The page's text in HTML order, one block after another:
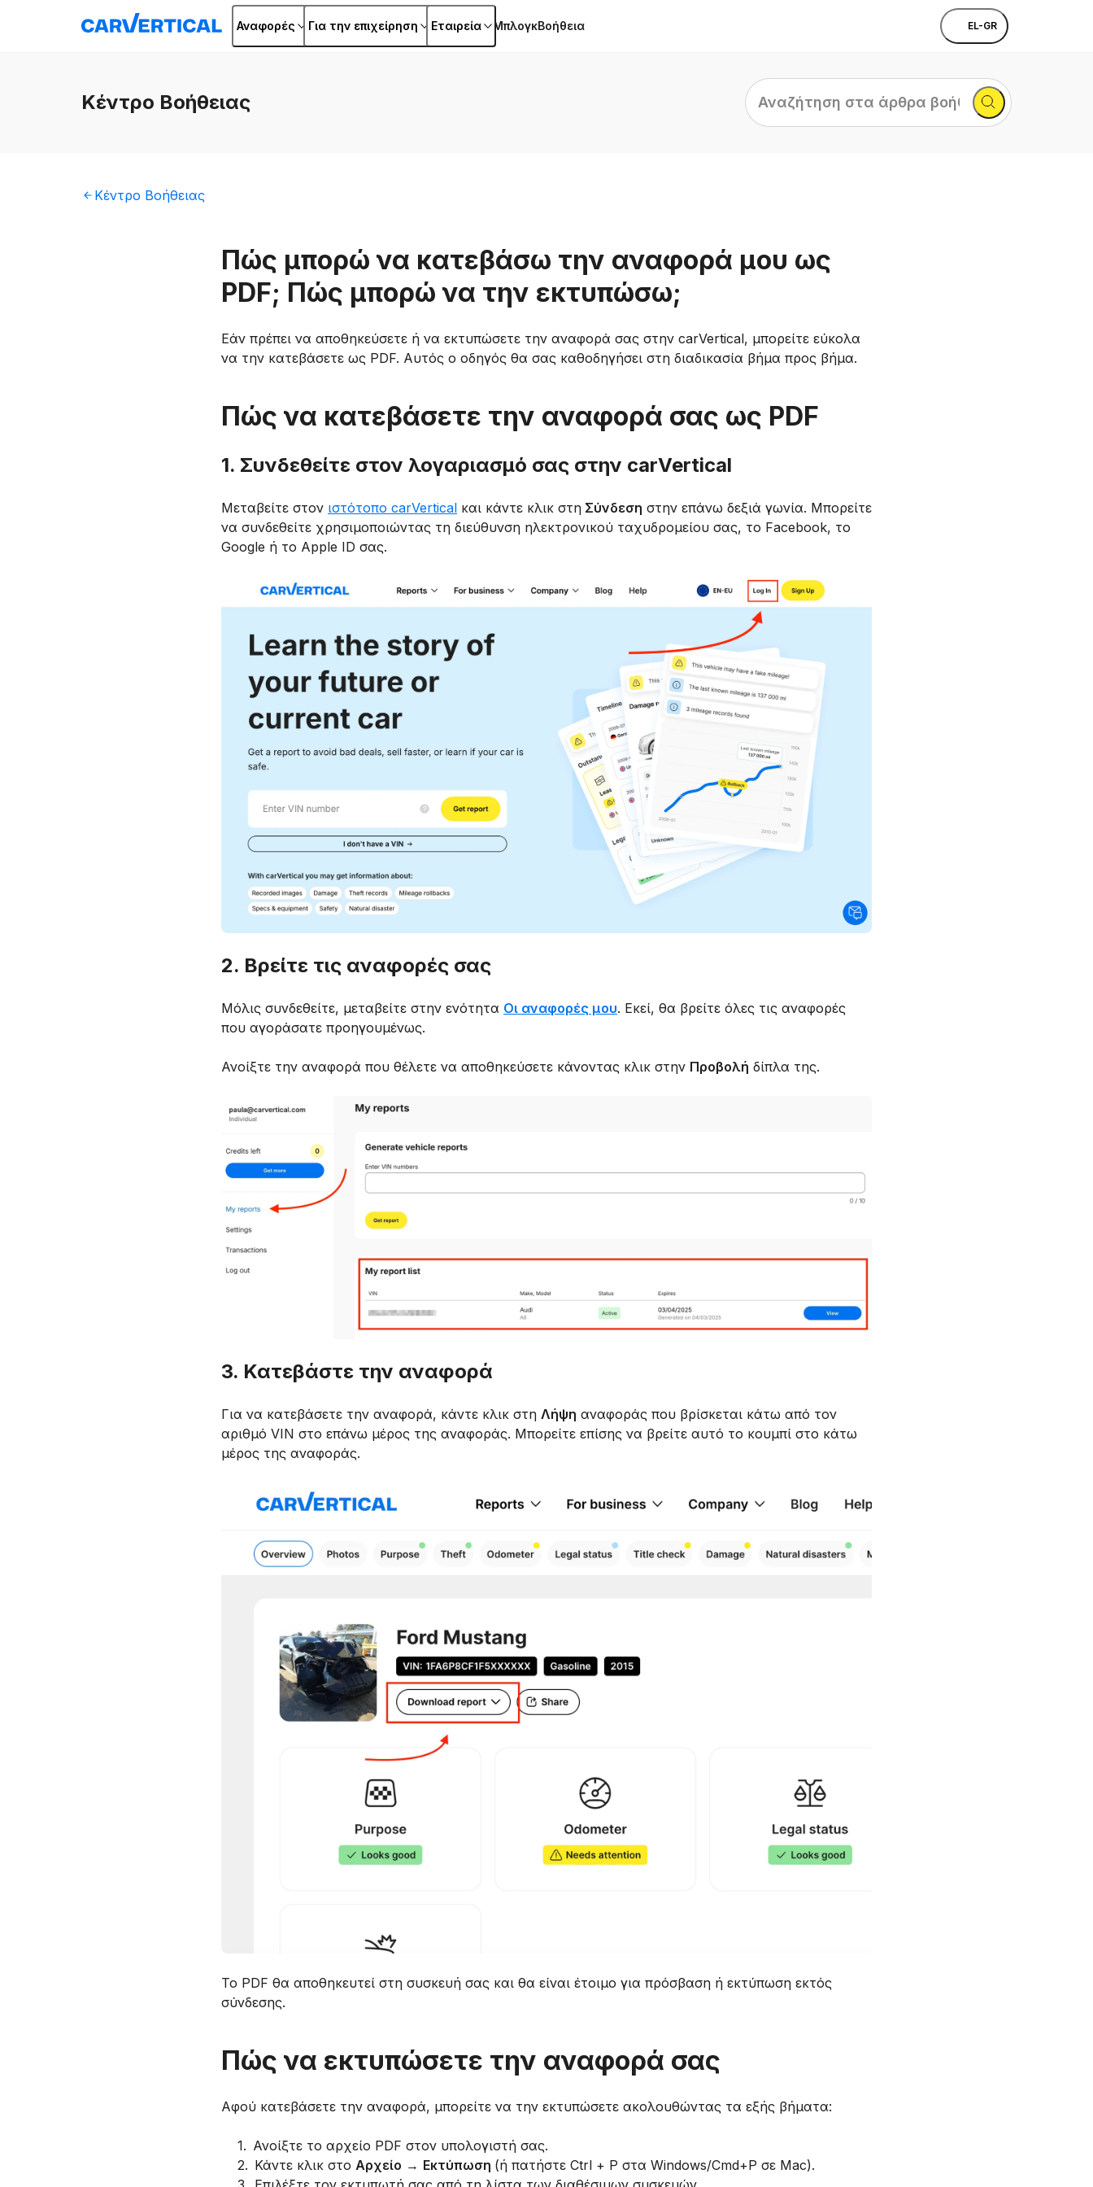
Αναφορές Για την επιχείρηση Εταιρεία ΜπλογκΒοήθεια EL-GR
Κέντρο Βοήθειας
Αναζήτηση
στα
άρθρα
Κέντρο Βοήθειας
Πώς μπορώ να κατεβάσω την αναφορά μου ως
PDF; Πώς μπορώ να την εκτυπώσω;
Εάν πρέπει να αποθηκεύσετε ή να εκτυπώσετε την αναφορά σας στην carVertical, μπορείτε εύκολα
να την κατεβάσετε ως PDF. Αυτός ο οδηγός θα σας καθοδηγήσει στη διαδικασία βήμα προς βήμα.
Πώς να κατεβάσετε την αναφορά σας ως PDF
1. Συνδεθείτε στον λογαριασμό σας στην carVertical
Μεταβείτε στον ιστότοπο carVertical και κάντε κλικ στη Σύνδεση στην επάνω δεξιά γωνία. Μπορείτε
να συνδεθείτε χρησιμοποιώντας τη διεύθυνση ηλεκτρονικού ταχυδρομείου σας, το Facebook, το
Google ή το Apple ID σας.
2. Βρείτε τις αναφορές σας
Μόλις συνδεθείτε, μεταβείτε στην ενότητα Οι αναφορές μου. Εκεί, θα βρείτε όλες τις αναφορές
που αγοράσατε προηγουμένως.
Ανοίξτε την αναφορά που θέλετε να αποθηκεύσετε κάνοντας κλικ στην Προβολή δίπλα της.
3. Κατεβάστε την αναφορά
Για να κατεβάσετε την αναφορά, κάντε κλικ στη Λήψη αναφοράς που βρίσκεται κάτω από τον
αριθμό VIN στο επάνω μέρος της αναφοράς. Μπορείτε επίσης να βρείτε αυτό το κουμπί στο κάτω
μέρος της αναφοράς.
Το PDF θα αποθηκευτεί στη συσκευή σας και θα είναι έτοιμο για πρόσβαση ή εκτύπωση εκτός
σύνδεσης.
Πώς να εκτυπώσετε την αναφορά σας
Αφού κατεβάσετε την αναφορά, μπορείτε να την εκτυπώσετε ακολουθώντας τα εξής βήματα:
1. Ανοίξτε το αρχείο PDF στον υπολογιστή σας.
2. Κάντε κλικ στο Αρχείο → Εκτύπωση (ή πατήστε Ctrl + P στα Windows/Cmd+P σε Mac).